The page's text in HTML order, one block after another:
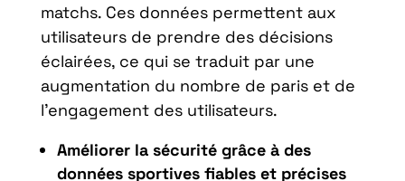
matchs. Ces données permettent aux
utilisateurs de prendre des décisions
éclairées, ce qui se traduit par une
augmentation du nombre de paris et de
l’engagement des utilisateurs.
Améliorer la sécurité grâce à des
données sportives fiables et précises